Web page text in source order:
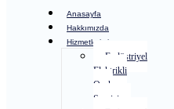
Anasayfa
Hakkımızda
Hizmetlerimiz
Endüstriyel
Elektrikli
Ocak
Servisi